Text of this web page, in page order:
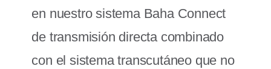
en nuestro sistema Baha Connect
de transmisión directa combinado
con el sistema transcutáneo que no